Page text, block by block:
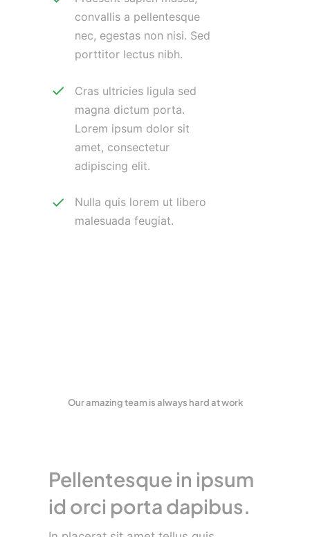
convallis a pellentesque
nec, egestas non nisi. Sed
porttitor lectus nibh.
Cras ultricies ligula sed
magna dictum porta.
Lorem ipsum dolor sit
amet, consectetur
adipiscing elit.
Nulla quis lorem ut libero
malesuada feugiat.
Our amazing team is always hard at work
Pellentesque in ipsum
id orci porta dapibus.